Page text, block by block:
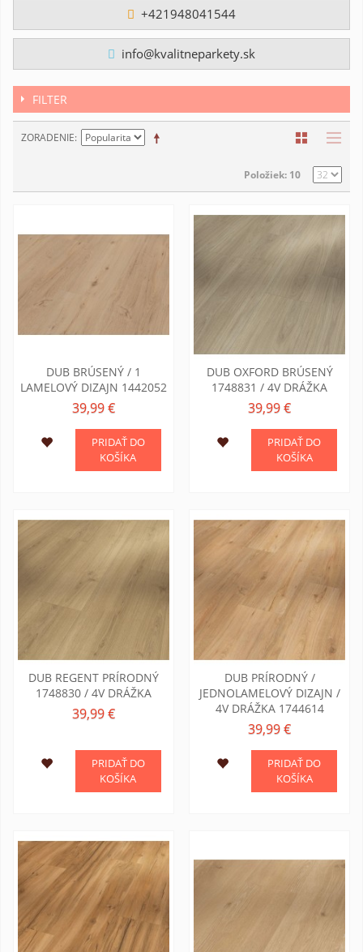
+421948041544
info@kvalitneparkety.sk
FILTER
ZORADENIE
Položiek: 10
DUB BRÚSENÝ / 1
LAMELOVÝ DIZAJN 1442052
39,99 €
PRIDAŤ DO
KOŠÍKA
DUB OXFORD BRÚSENÝ
1748831 / 4V DRÁŽKA
39,99 €
PRIDAŤ DO
KOŠÍKA
DUB REGENT PRÍRODNÝ
1748830 / 4V DRÁŽKA
39,99 €
PRIDAŤ DO
KOŠÍKA
DUB PRÍRODNÝ /
JEDNOLAMELOVÝ DIZAJN /
4V DRÁŽKA 1744614
39,99 €
PRIDAŤ DO
KOŠÍKA